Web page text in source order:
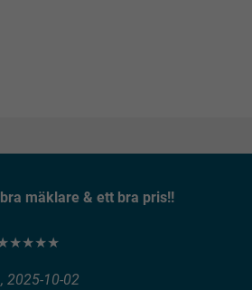
mäklare & ett bra pris!!
2025-10-02